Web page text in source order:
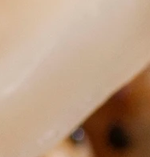
おりますのでご確認いただ
●インターネット注文の場合
●電話・FAXでのご注文の場合